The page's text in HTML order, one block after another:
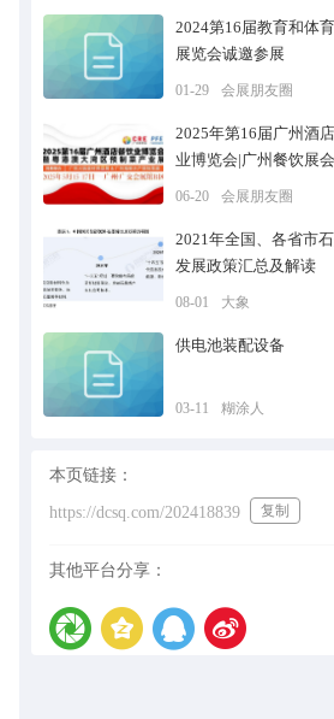
2024第16届教育和体
展览会诚邀参展
01-29 会展朋友圈
2025年第16届广州酒
业博览会|广州餐饮展会
06-20 会展朋友圈
2021年全国、各省市
发展政策汇总及解读
08-01 大象
供电池装配设备
03-11 糊涂人
本页链接：
https://dcsq.com/202418839 复制
其他平台分享：